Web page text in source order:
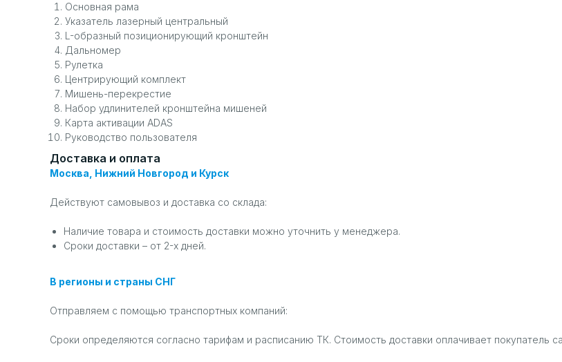
Основная рама
Указатель лазерный центральный
L-образный позиционирующий кронштейн
Дальномер
Рулетка
Центрирующий комплект
Мишень-перекрестие
Набор удлинителей кронштейна мишеней
Карта активации ADAS
Руководство пользователя
Доставка и оплата
Москва, Нижний Новгород и Курск
Действуют самовывоз и доставка со склада:
Наличие товара и стоимость доставки можно уточнить у менеджера.
Сроки доставки – от 2-х дней.
В регионы и страны СНГ
Отправляем с помощью транспортных компаний:
Сроки определяются согласно тарифам и расписанию ТК. Стоимость доставки оплачивает покупатель